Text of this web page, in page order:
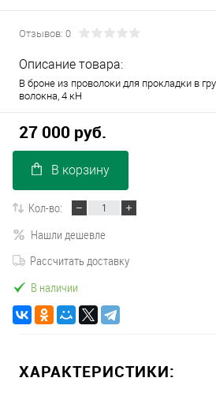
Отзывов: 0
Описание товара:
В броне из проволоки для прокладки в
волокна, 4 кН
27 000 руб.
В корзину
Кол-во:
Нашли дешевле
Рассчитать доставку
В наличии
ХАРАКТЕРИСТИКИ: